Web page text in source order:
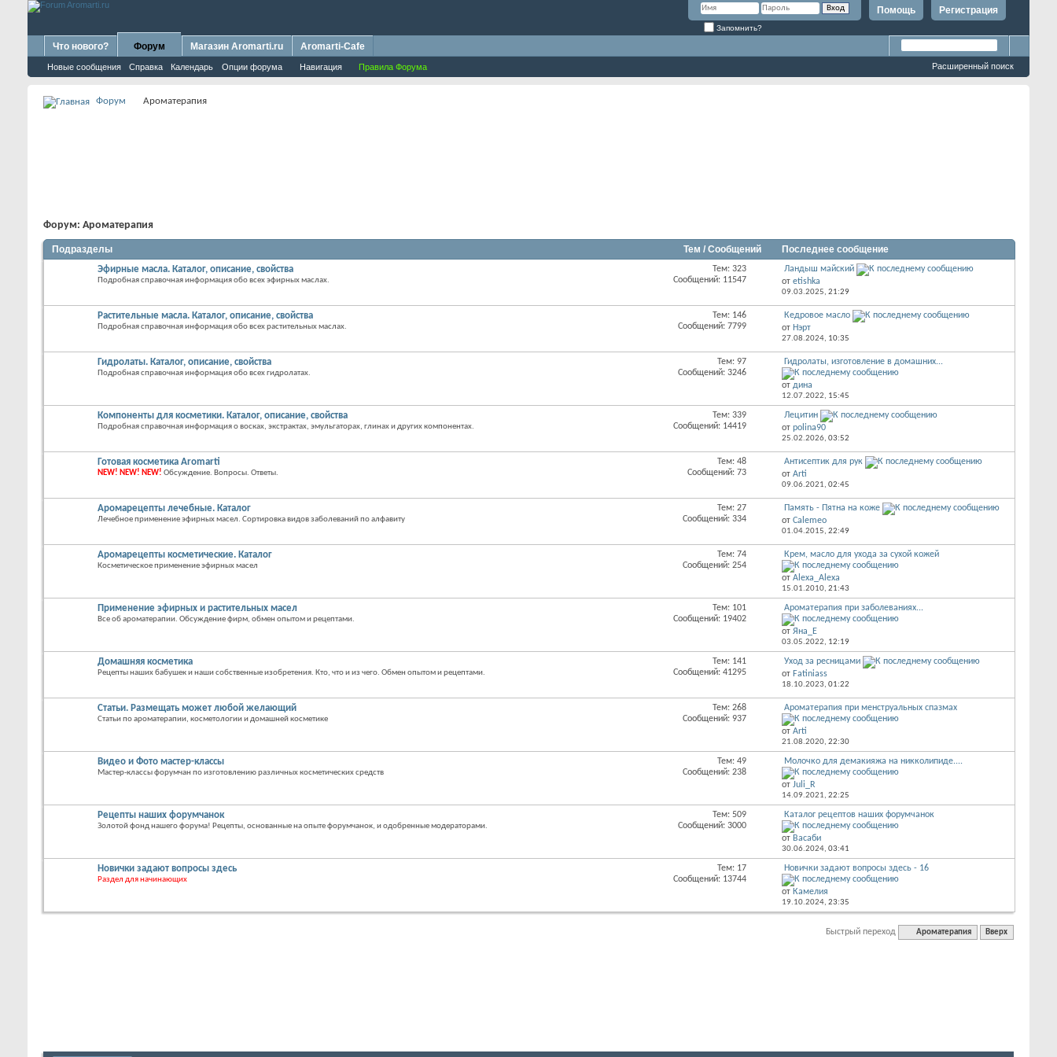
Регистрация
Помощь
Запомнить?
Что нового? Форум
Новые сообщения Справка Календарь Опции форума Навигация Правила Форума
Магазин Aromarti.ru Aromarti-Cafe
Расширенный поиск
Форум Ароматерапия
Форум: Ароматерапия
Подразделы Тем / Сообщений Последнее сообщение
Эфирные масла. Каталог, описание, свойства
Подробная справочная информация обо всех эфирных маслах.
Тем: 323
Сообщений: 11547
Ландыш майский
от etishka
09.03.2025, 21:29
Растительные масла. Каталог, описание, свойства
Подробная справочная информация обо всех растительных маслах.
Тем: 146
Сообщений: 7799
Кедровое масло
от Нэрт
27.08.2024, 10:35
Гидролаты. Каталог, описание, свойства
Подробная справочная информация обо всех гидролатах.
Тем: 97
Сообщений: 3246
Гидролаты, изготовление в домашних...
от дина
12.07.2022, 15:45
Компоненты для косметики. Каталог, описание, свойства
Подробная справочная информация о восках, экстрактах, эмульгаторах, глинах и других компонентах.
Тем: 339
Сообщений: 14419
Лецитин
от polina90
25.02.2026, 03:52
Готовая косметика Aromarti
NEW! NEW! NEW! Обсуждение. Вопросы. Ответы.
Тем: 48
Сообщений: 73
Антисептик для рук
от Arti
09.06.2021, 02:45
Аромарецепты лечебные. Каталог
Лечебное применение эфирных масел. Сортировка видов заболеваний по алфавиту
Тем: 27
Сообщений: 334
Память - Пятна на коже
от Calemeo
01.04.2015, 22:49
Аромарецепты косметические. Каталог
Косметическое применение эфирных масел
Тем: 74
Сообщений: 254
Крем, масло для ухода за сухой кожей
от Alexa_Alexa
15.01.2010, 21:43
Применение эфирных и растительных масел
Все об ароматерапии. Обсуждение фирм, обмен опытом и рецептами.
Тем: 101
Сообщений: 19402
Ароматерапия при заболеваниях...
от Яна_Е
03.05.2022, 12:19
Домашняя косметика
Рецепты наших бабушек и наши собственные изобретения. Кто, что и из чего. Обмен опытом и рецептами.
Тем: 141
Сообщений: 41295
Уход за ресницами
от Fatiniass
18.10.2023, 01:22
Статьи. Размещать может любой желающий
Статьи по ароматерапии, косметологии и домашней косметике
Тем: 268
Сообщений: 937
Ароматерапия при менструальных спазмах
от Arti
21.08.2020, 22:30
Видео и Фото мастер-классы
Мастер-классы форумчан по изготовлению различных косметических средств
Тем: 49
Сообщений: 238
Молочко для демакияжа на никколипиде....
от Juli_R
14.09.2021, 22:25
Рецепты наших форумчанок
Золотой фонд нашего форума! Рецепты, основанные на опыте форумчанок, и одобренные модераторами.
Тем: 509
Сообщений: 3000
Каталог рецептов наших форумчанок
от Васаби
30.06.2024, 03:41
Новички задают вопросы здесь
Раздел для начинающих
Тем: 17
Сообщений: 13744
Новички задают вопросы здесь - 16
от Камелия
19.10.2024, 23:35
Быстрый переход Ароматерапия Вверх